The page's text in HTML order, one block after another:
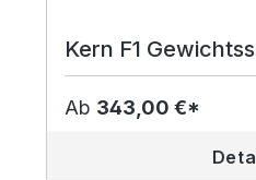
Kern F1
Ab 343,00 €*